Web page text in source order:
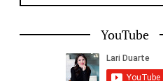
YouTube